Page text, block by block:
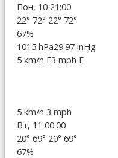
Пон, 10 21:00
22° 72° 22° 72°
67%
1015 hPa29.97 inHg
5 km/h E3 mph E
5 km/h 3 mph
Вт, 11 00:00
20° 69° 20° 69°
67%